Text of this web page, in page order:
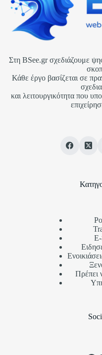
Στη BSee.gr σχεδιάζουμε
Κάθε έργο βασίζεται σε
και λειτουργικότητα που
Ε-
Πρέπει